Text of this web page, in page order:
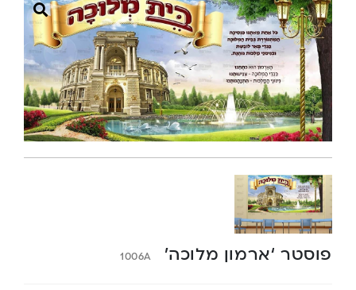
פוסטר ‘ארמון מלוכה’ 1006A